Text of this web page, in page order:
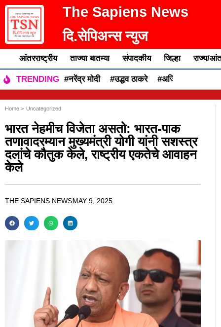
The Sapiens News
दि.सेपिअन्स न्युज
आंतरराष्ट्रीय ताज्या बातम्या संपादकीय जिल्हा राज्य/
TRENDING #नरेंद्र मोदी #उद्धव ठाकरे #अजित पवार
Home > Uncategorized
भारत नेहमीच विजेता असतो: भारत-पाक
तणावादरम्यान मुख्यमंत्री योगी यांनी सशस्त्र
दलांचे कौतुक केले, राष्ट्रीय एकतेचे आवाहन
केले
THE SAPIENS NEWSMAY 9, 2025